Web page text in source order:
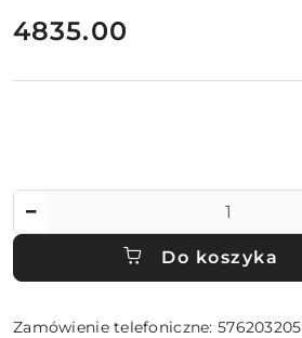
cena:
4835.00
Do koszyka
Zamówienie telefoniczne: 576203205